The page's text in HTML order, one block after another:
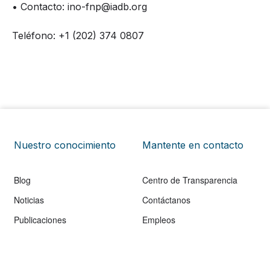
• Contacto: ino-fnp@iadb.org
Teléfono: +1 (202) 374 0807
Nuestro conocimiento
Blog
Noticias
Publicaciones
Mantente en contacto
Centro de Transparencia
Contáctanos
Empleos